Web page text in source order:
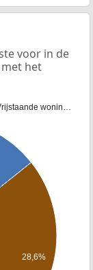
voor in de
het
wonin…
28,6%